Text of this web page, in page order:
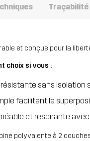
Traçabilité
et conçue pour la
choix si vous :
sans isolation
facilitant le
et respirante
polyvalente à 2